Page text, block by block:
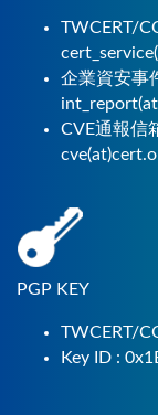
TWCERT/
企業資安事
CVE通報信
PGP KEY
TWCERT/
Key ID :